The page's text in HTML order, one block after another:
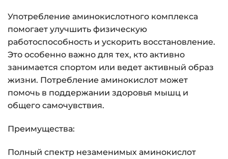
Употребление аминокислотного комплекса
помогает улучшить физическую
работоспособность и ускорить восстановление.
Это особенно важно для тех, кто активно
занимается спортом или ведет активный образ
жизни. Потребление аминокислот может
помочь в поддержании здоровья мышц и
общего самочувствия.
Преимущества:
Полный спектр незаменимых аминокислот